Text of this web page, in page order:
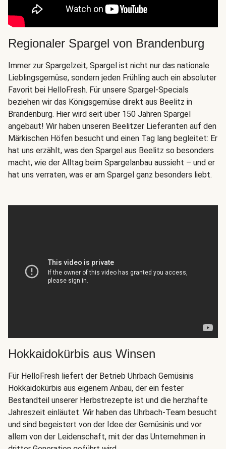
Regionaler Spargel von Brandenburg
Immer zur Spargelzeit, Spargel ist nicht nur das nationale
Lieblingsgemüse, sondern jeden Frühling auch ein absoluter
Favorit bei HelloFresh. Für unsere Spargel-Specials
beziehen wir das Königsgemüse direkt aus Beelitz in
Brandenburg. Hier wird seit über 150 Jahren Spargel
angebaut! Wir haben unseren Beelitzer Lieferanten auf den
Märkischen Höfen besucht und einen Tag lang begleitet: Er
hat uns erzählt, was den Spargel aus Beelitz so besonders
macht, wie der Alltag beim Spargelanbau aussieht – und er
hat uns verraten, was er am Spargel ganz besonders liebt.
Hokkaidokürbis aus Winsen
Für HelloFresh liefert der Betrieb Uhrbach Gemüsinis
Hokkaidokürbis aus eigenem Anbau, der ein fester
Bestandteil unserer Herbstrezepte ist und die herzhafte
Jahreszeit einläutet. Wir haben das Uhrbach-Team besucht
und sind begeistert von der Idee der Gemüsinis und vor
allem von der Leidenschaft, mit der das Unternehmen in